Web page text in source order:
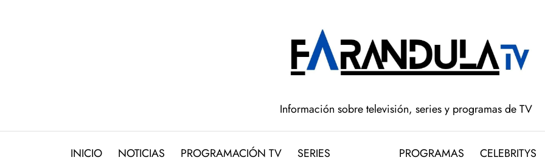
Información sobre televisión, series y programas de TV
INICIO NOTICIAS PROGRAMACIÓN TV
SERIES
PROGRAMAS CELEBRITYS